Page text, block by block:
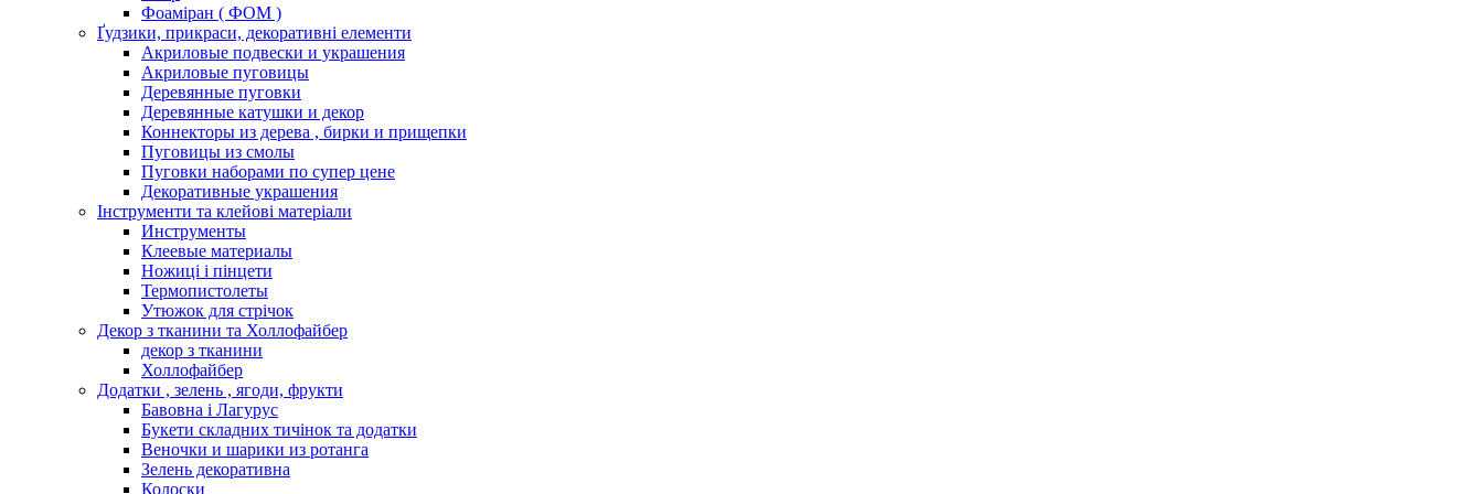
Фоаміран ( ФОМ )
Ґудзики, прикраси, декоративні елементи
Акриловые подвески и украшения
Акриловые пуговицы
Деревянные пуговки
Деревянные катушки и декор
Коннекторы из дерева , бирки и прищепки
Пуговицы из смолы
Пуговки наборами по супер цене
Декоративные украшения
Інструменти та клейові матеріали
Инструменты
Клеевые материалы
Ножиці і пінцети
Термопистолеты
Утюжок для стрічок
Декор з тканини та Холлофайбер
декор з тканини
Холлофайбер
Додатки , зелень , ягоди, фрукти
Бавовна і Лагурус
Букети складних тичінок та додатки
Веночки и шарики из ротанга
Зелень декоративна
Колоски